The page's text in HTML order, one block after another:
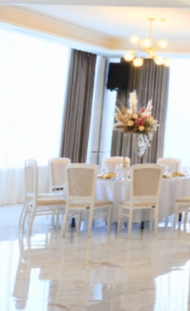
&
Events